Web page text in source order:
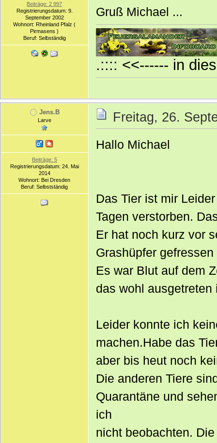
Beiträge: 2 997
Registrierungsdatum: 9.
September 2002
Wohnort: Rheinland Pfalz (
Pirmasens )
Beruf: Selbständig
Gruß Michael ...
.:::: <<------ in
Jens.B
Larve
Beiträge: 5
Registrierungsdatum: 24. Mai
2014
Wohnort: Bei Dresden
Beruf: Selbstständig
Freitag, 26.
Hallo Michael
Das Tier ist mir
Tagen verstorben.
Er hat noch kurz vor
Grashüpfer
Es war Blut auf dem
das wohl ausgetreten
Leider konnte ich
machen.Habe das
aber bis heut noch
Die anderen Tiere
Quarantäne und
ich
nicht beobachten.